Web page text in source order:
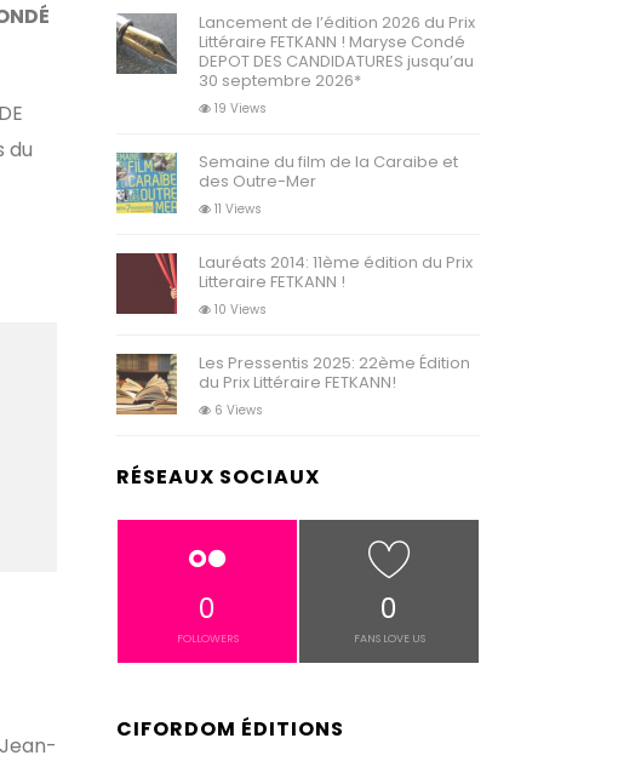
du
augmenter
le
Lancement de l’édition 2026 du Prix
Littéraire FETKANN ! Maryse Condé
DEPOT DES CANDIDATURES jusqu’au
30 septembre 2026*
19 Views
Semaine du film de la Caraibe et
des Outre-Mer
11 Views
Lauréats 2014: 11ème édition du Prix
Litteraire FETKANN !
10 Views
Les Pressentis 2025: 22ème Édition
du Prix Littéraire FETKANN!
6 Views
RÉSEAUX SOCIAUX
0
FOLLOWERS
0
FANS LOVE US
CIFORDOM ÉDITIONS